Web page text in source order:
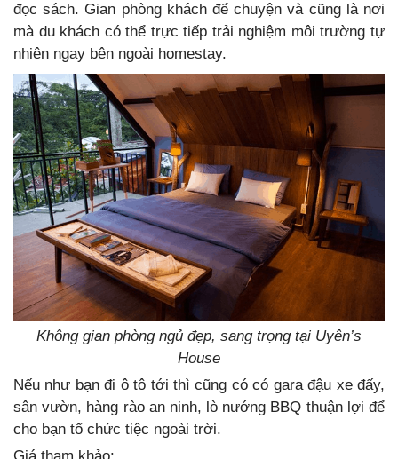
đọc sách. Gian phòng khách để chuyện và cũng là nơi
mà du khách có thể trực tiếp trải nghiệm môi trường tự
nhiên ngay bên ngoài homestay.
Không gian phòng ngủ đẹp, sang trọng tại Uyên’s
House
Nếu như bạn đi ô tô tới thì cũng có có gara đậu xe đấy,
sân vườn, hàng rào an ninh, lò nướng BBQ thuận lợi để
cho bạn tổ chức tiệc ngoài trời.